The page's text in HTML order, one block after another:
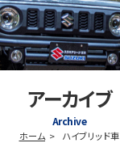
アーカイブ
Archive
ホーム ハイブリッド車